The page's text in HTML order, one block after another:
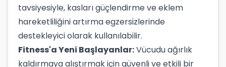
tavsiyesiyle, kasları güçlendirme ve eklem
hareketliliğini artırma egzersizlerinde
destekleyici olarak kullanılabilir.
Fitness'a Yeni Başlayanlar:Vücudu ağırlık
kaldırmaya alıştırmak için güvenli ve etkili bir